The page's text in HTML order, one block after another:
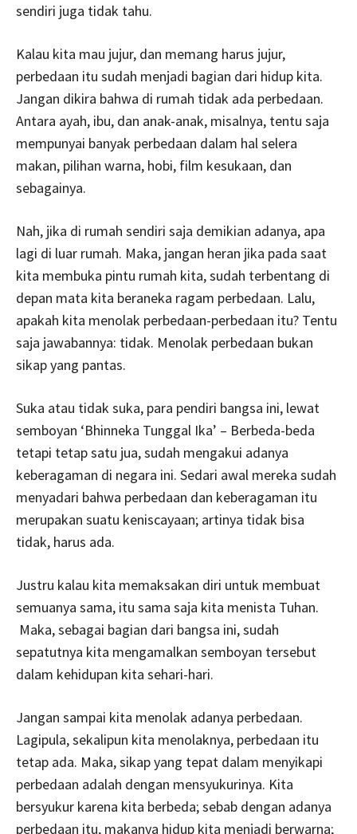
sendiri juga tidak tahu.
Kalau kita mau jujur, dan memang harus jujur,
perbedaan itu sudah menjadi bagian dari hidup kita.
Jangan dikira bahwa di rumah tidak ada perbedaan.
Antara ayah, ibu, dan anak-anak, misalnya, tentu saja
mempunyai banyak perbedaan dalam hal selera
makan, pilihan warna, hobi, film kesukaan, dan
sebagainya.
Nah, jika di rumah sendiri saja demikian adanya, apa
lagi di luar rumah. Maka, jangan heran jika pada saat
kita membuka pintu rumah kita, sudah terbentang di
depan mata kita beraneka ragam perbedaan. Lalu,
apakah kita menolak perbedaan-perbedaan itu? Tentu
saja jawabannya: tidak. Menolak perbedaan bukan
sikap yang pantas.
Suka atau tidak suka, para pendiri bangsa ini, lewat
semboyan ‘Bhinneka Tunggal Ika’ – Berbeda-beda
tetapi tetap satu jua, sudah mengakui adanya
keberagaman di negara ini. Sedari awal mereka sudah
menyadari bahwa perbedaan dan keberagaman itu
merupakan suatu keniscayaan; artinya tidak bisa
tidak, harus ada.
Justru kalau kita memaksakan diri untuk membuat
semuanya sama, itu sama saja kita menista Tuhan.
Maka, sebagai bagian dari bangsa ini, sudah
sepatutnya kita mengamalkan semboyan tersebut
dalam kehidupan kita sehari-hari.
Jangan sampai kita menolak adanya perbedaan.
Lagipula, sekalipun kita menolaknya, perbedaan itu
tetap ada. Maka, sikap yang tepat dalam menyikapi
perbedaan adalah dengan mensyukurinya. Kita
bersyukur karena kita berbeda; sebab dengan adanya
perbedaan itu, makanya hidup kita menjadi berwarna;